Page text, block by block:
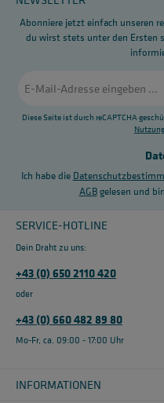
Abonniere jetzt einfach unseren
du wirst stets unter den Ersten
Mail-
*Diese Seite ist durch reCAPTCHA
Ich habe die
AGBgelesen und
SERVICE-HOTLINE
Dein Draht zu uns:
+43 (0) 650 2110 420
oder
+43 (0) 660 482 89 80
Mo-Fr, ca. 09:00 - 17:00 Uhr
INFORMATIONEN